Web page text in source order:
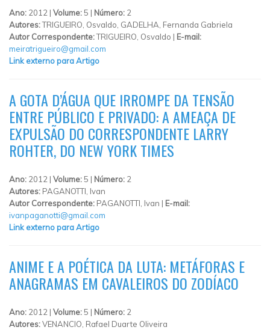
Ano: 2012 | Volume:5 | Número: 2
Autores:TRIGUEIRO, Osvaldo, GADELHA, Fernanda Gabriela
Autor Correspondente:TRIGUEIRO, Osvaldo | E-mail:
meiratrigueiro@gmail.com
Link externo para Artigo
A GOTA D’ÁGUA QUE IRROMPE DA TENSÃO
ENTRE PÚBLICO E PRIVADO: A AMEAÇA DE
EXPULSÃO DO CORRESPONDENTE LARRY
ROHTER, DO NEW YORK TIMES
Ano: 2012 | Volume:5 | Número: 2
Autores: PAGANOTTI, Ivan
Autor Correspondente: PAGANOTTI, Ivan | E-mail:
ivanpaganotti@gmail.com
Link externo para Artigo
ANIME E A POÉTICA DA LUTA: METÁFORAS E
ANAGRAMAS EM CAVALEIROS DO ZODÍACO
Ano: 2012 | Volume:5 | Número: 2
Autores:VENANCIO, Rafael Duarte Oliveira